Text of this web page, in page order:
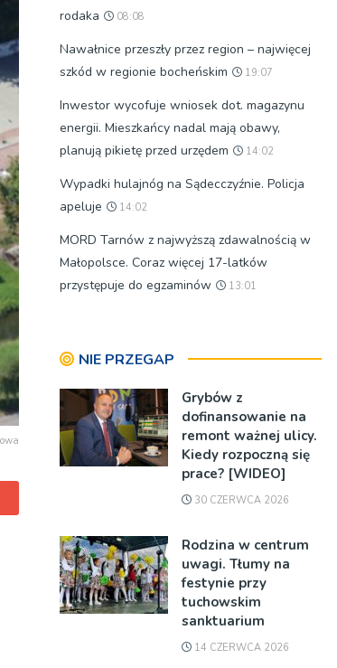
rodaka
08:08
Nawałnice przeszły przez region – najwięcej
szkód w regionie bocheńskim
19:07
Inwestor wycofuje wniosek dot. magazynu
energii. Mieszkańcy nadal mają obawy,
planują pikietę przed urzędem
14:02
Wypadki hulajnóg na Sądecczyźnie. Policja
apeluje
14:02
MORD Tarnów z najwyższą zdawalnością w
Małopolsce. Coraz więcej 17-latków
przystępuje do egzaminów
13:01
NIE PRZEGAP
Grybów z
dofinansowanie na
remont ważnej ulicy.
Kiedy rozpoczną się
prace? [WIDEO]
30 CZERWCA 2026
Rodzina w centrum
uwagi. Tłumy na
festynie przy
tuchowskim
sanktuarium
14 CZERWCA 2026